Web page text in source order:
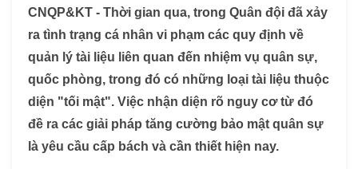
CNQP&KT - Thời gian qua, trong Quân đội đã xảy
ra tình trạng cá nhân vi phạm các quy định về
quản lý tài liệu liên quan đến nhiệm vụ quân sự,
quốc phòng, trong đó có những loại tài liệu thuộc
diện "tối mật". Việc nhận diện rõ nguy cơ từ đó
đề ra các giải pháp tăng cường bảo mật quân sự
là yêu cầu cấp bách và cần thiết hiện nay.